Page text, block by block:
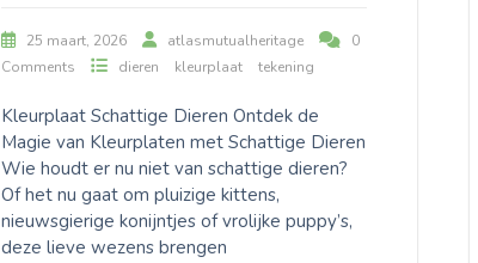
25 maart, 2026 atlasmutualheritage
0
Comments
dieren kleurplaat tekening
Kleurplaat Schattige Dieren Ontdek de
Magie van Kleurplaten met Schattige Dieren
Wie houdt er nu niet van schattige dieren?
Of het nu gaat om pluizige kittens,
nieuwsgierige konijntjes of vrolijke puppy’s,
deze lieve wezens brengen